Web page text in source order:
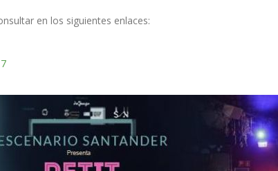
en los siguientes enlaces: